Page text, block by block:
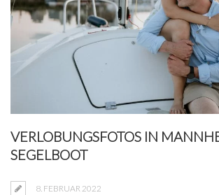
VERLOBUNGSFOTOS IN
SEGELBOOT
8. FEBRUAR 2022